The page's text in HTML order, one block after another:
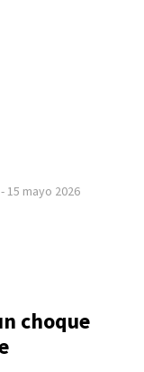
- 15 mayo 2026
choque